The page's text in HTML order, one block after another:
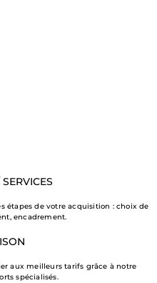
étapes de votre acquisition : choix de
encadrement.
aux meilleurs tarifs grâce à notre
spécialisés.